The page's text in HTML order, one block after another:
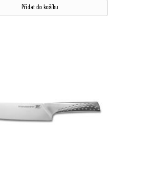
Přidat do košíku